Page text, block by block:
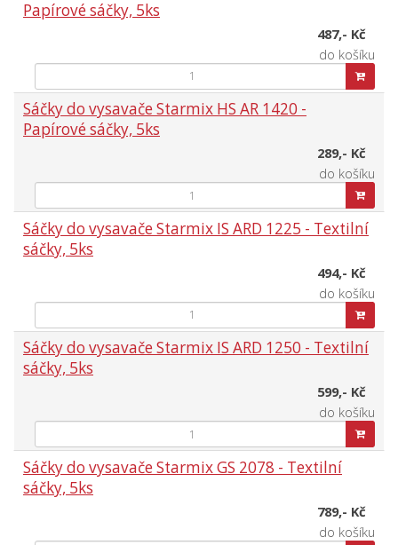
Papírové sáčky, 5ks
487,- Kč
do košíku
Sáčky do vysavače Starmix HS AR 1420 -
Papírové sáčky, 5ks
289,- Kč
do košíku
Sáčky do vysavače Starmix IS ARD 1225 - Textilní
sáčky, 5ks
494,- Kč
do košíku
Sáčky do vysavače Starmix IS ARD 1250 - Textilní
sáčky, 5ks
599,- Kč
do košíku
Sáčky do vysavače Starmix GS 2078 - Textilní
sáčky, 5ks
789,- Kč
do košíku